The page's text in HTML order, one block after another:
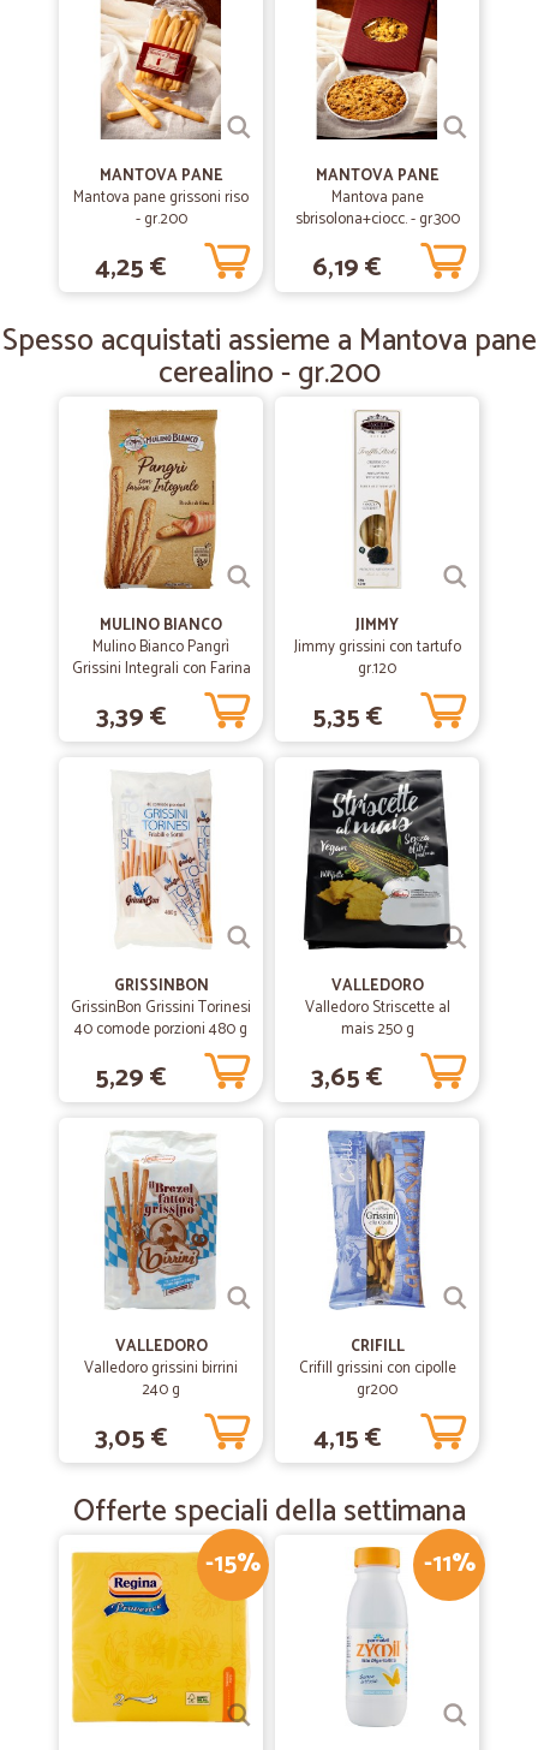
ottimo, tutto bene, tempi, consegna, imballo
—Stefano Z.
Cortesia ed attenzione alle esigenze
informazioni. Il prodotto è arrivato puntuale.
05/04/2019
Alvil B.
Tutto ottimo
Tutto ottimo ! Grazie !
MANTOVA PANE
Mantova pane grissoni riso
- gr.200
4,25 €
MANTOVA PANE
Mantova pane
sbrisolona+ciocc. - gr.300
6,19 €
Spesso acquistati assieme a Mantova pane
cerealino - gr.200
MULINO BIANCO
Mulino Bianco Pangrì
Grissini Integrali con Farina
Sostenibile 250g
3,39 €
JIMMY
Jimmy grissini con tartufo
gr.120
5,35 €
GRISSINBON
GrissinBon Grissini Torinesi
40 comode porzioni 480 g
5,29 €
VALLEDORO
Valledoro Striscette al
mais 250 g
3,65 €
VALLEDORO
Valledoro grissini birrini
240 g
3,05 €
CRIFILL
Crifill grissini con cipolle
gr200
4,15 €
Offerte speciali della settimana
-15% -11%